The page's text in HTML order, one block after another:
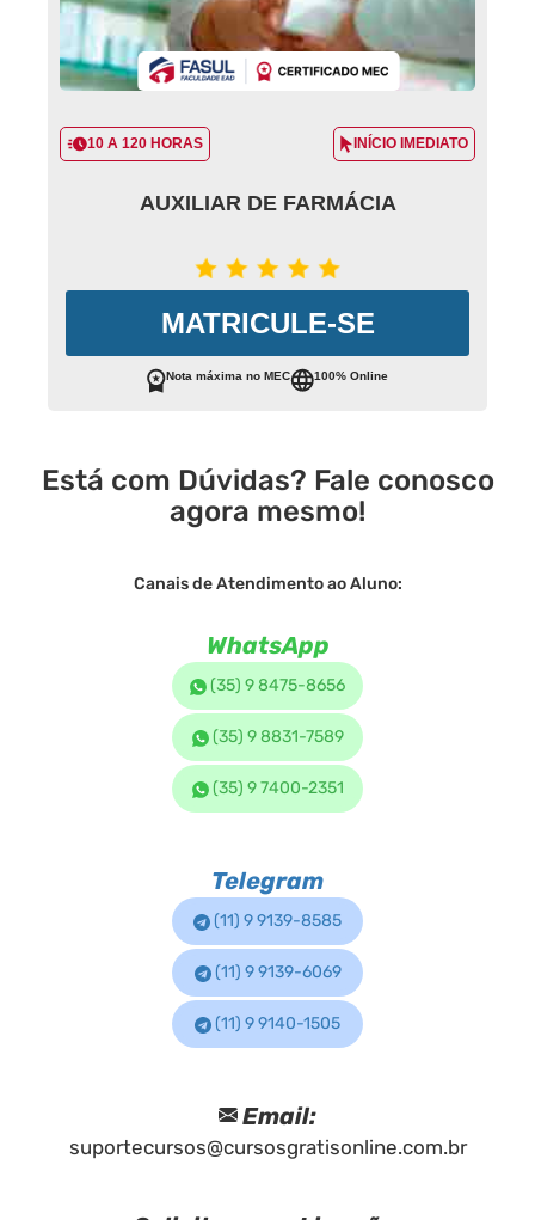
10 A 120 HORAS INÍCIO IMEDIATO
AUXILIAR DE FARMÁCIA
MATRICULE-SE
Nota máxima no MEC 100% Online
Está com Dúvidas? Fale conosco
agora mesmo!
Canais de Atendimento ao Aluno:
WhatsApp
(35) 9 8475-8656
(35) 9 8831-7589
(35) 9 7400-2351
Telegram
(11) 9 9139-8585
(11) 9 9139-6069
(11) 9 9140-1505
Email:
suportecursos@cursosgratisonline.com.br